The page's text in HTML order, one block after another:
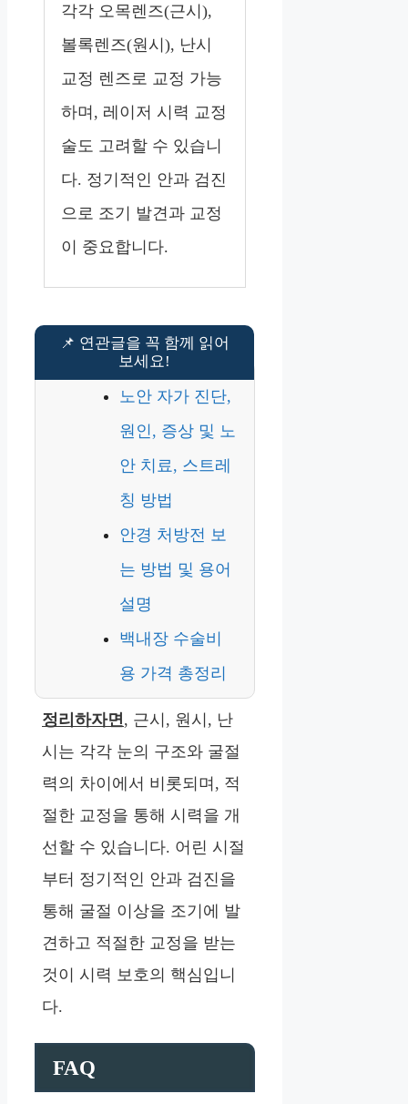
각각 오목렌즈(근시),
볼록렌즈(원시), 난시
교정 렌즈로 교정 가능
하며, 레이저 시력 교정
술도 고려할 수 있습니
다. 정기적인 안과 검진
으로 조기 발견과 교정
이 중요합니다.
노안 자가 진단,
원인, 증상 및 노
안 치료, 스트레
칭 방법
안경 처방전 보
는 방법 및 용어
설명
백내장 수술비
용 가격 총정리
정리하자면, 근시, 원시, 난
시는 각각 눈의 구조와 굴절
력의 차이에서 비롯되며, 적
절한 교정을 통해 시력을 개
선할 수 있습니다. 어린 시절
부터 정기적인 안과 검진을
통해 굴절 이상을 조기에 발
견하고 적절한 교정을 받는
것이 시력 보호의 핵심입니
다.
FAQ